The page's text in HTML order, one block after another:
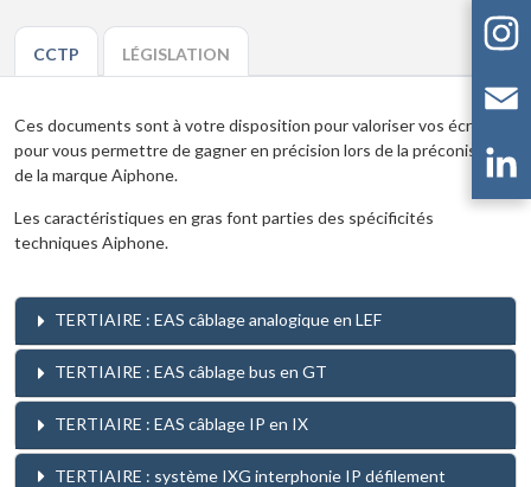
CCTP LÉGISLATION
Ces documents sont à votre disposition pour valoriser vos écrits et
pour vous permettre de gagner en précision lors de la préconisation
de la marque Aiphone.
Les caractéristiques en gras font parties des spécificités
techniques Aiphone.
TERTIAIRE : EAS câblage analogique en LEF
TERTIAIRE : EAS câblage bus en GT
TERTIAIRE : EAS câblage IP en IX
TERTIAIRE : système IXG interphonie IP défilement